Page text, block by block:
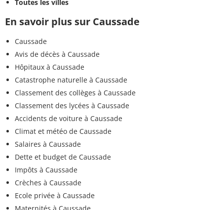
Toutes les villes
En savoir plus sur Caussade
Caussade
Avis de décès à Caussade
Hôpitaux à Caussade
Catastrophe naturelle à Caussade
Classement des collèges à Caussade
Classement des lycées à Caussade
Accidents de voiture à Caussade
Climat et météo de Caussade
Salaires à Caussade
Dette et budget de Caussade
Impôts à Caussade
Crèches à Caussade
Ecole privée à Caussade